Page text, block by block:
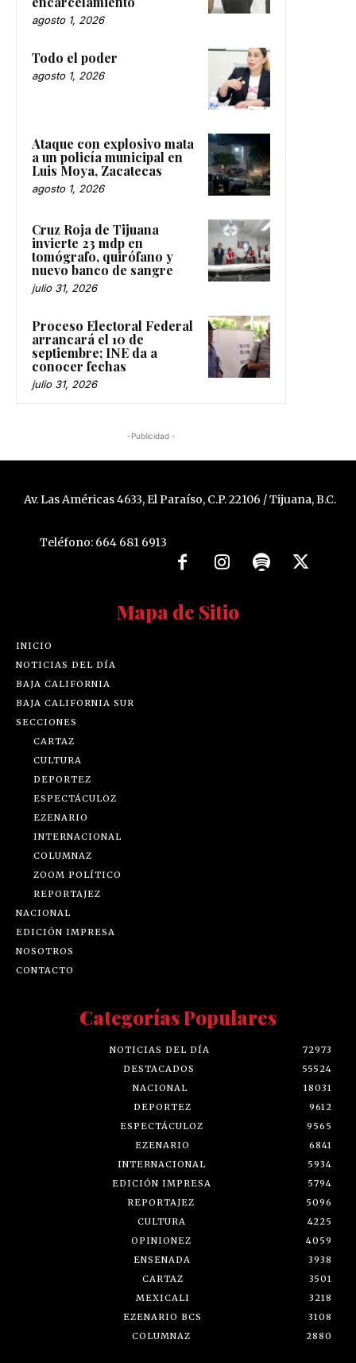
agosto 1, 2026
Todo el poder
agosto 1, 2026
Ataque con explosivo mata
a un policía municipal en
Luis Moya, Zacatecas
agosto 1, 2026
Cruz Roja de Tijuana
invierte 23 mdp en
tomógrafo, quirófano y
nuevo banco de sangre
julio 31, 2026
Proceso Electoral Federal
arrancará el 10 de
septiembre; INE da a
conocer fechas
julio 31, 2026
-Publicidad -
Av. Las Américas 4633, El Paraíso, C.P. 22106 / Tijuana, B.C.
Teléfono: 664 681 6913
Mapa de Sitio
INICIO
NOTICIAS DEL DÍA
BAJA CALIFORNIA
BAJA CALIFORNIA SUR
SECCIONES
CARTAZ
CULTURA
DEPORTEZ
ESPECTÁCULOZ
EZENARIO
INTERNACIONAL
COLUMNAZ
ZOOM POLÍTICO
REPORTAJEZ
NACIONAL
EDICIÓN IMPRESA
NOSOTROS
CONTACTO
Categorías Populares
NOTICIAS DEL DÍA
72973
DESTACADOS
55524
NACIONAL
18031
DEPORTEZ
9612
ESPECTÁCULOZ
9565
EZENARIO
6841
INTERNACIONAL
5934
EDICIÓN IMPRESA
5794
REPORTAJEZ
5096
CULTURA
4225
OPINIONEZ
4059
ENSENADA
3938
CARTAZ
3501
MEXICALI
3218
EZENARIO BCS
3108
COLUMNAZ
2880